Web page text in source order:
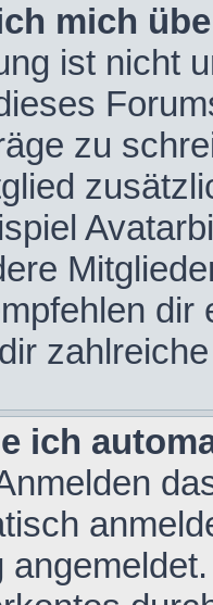
mich
ist nicht
zu
ich